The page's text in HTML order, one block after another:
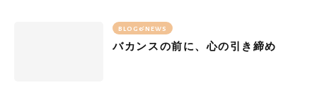
BLOG&NEWS
バカンスの前に、心の引き締め